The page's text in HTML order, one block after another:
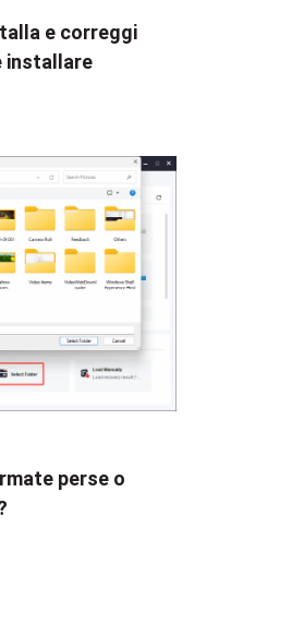
e correggi
installare
perse o